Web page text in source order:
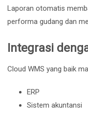
Laporan otomatis
performa gudang dan
Integrasi
Cloud WMS yang baik
ERP
Sistem akuntansi